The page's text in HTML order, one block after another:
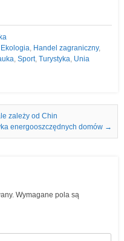
Ekologia, Handel zagraniczny,
, Sport, Turystyka, Unia
zależy od Chin
energooszczędnych domów →
Wymagane pola są